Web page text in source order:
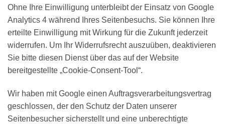
Ohne Ihre Einwilligung unterbleibt der Einsatz von Google
Analytics 4 während Ihres Seitenbesuchs. Sie können Ihre
erteilte Einwilligung mit Wirkung für die Zukunft jederzeit
widerrufen. Um Ihr Widerrufsrecht auszuüben, deaktivieren
Sie bitte diesen Dienst über das auf der Website
bereitgestellte „Cookie-Consent-Tool“.
Wir haben mit Google einen Auftragsverarbeitungsvertrag
geschlossen, der den Schutz der Daten unserer
Seitenbesucher sicherstellt und eine unberechtigte